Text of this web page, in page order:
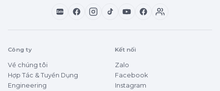
Zalo
Công ty
Về chúng tôi
Hợp Tác & Tuyển Dụng
Engineering
Kết nối
Zalo
Facebook
Instagram